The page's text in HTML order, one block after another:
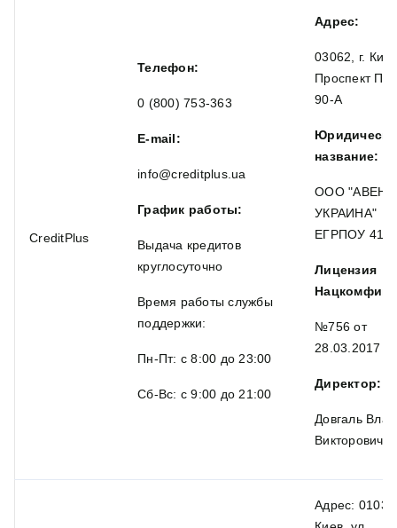
CreditPlus
Телефон:
0 (800) 753-363
E-mail:
info@creditplus.ua
График работы:
Выдача кредитов
круглосуточно
Время работы службы
поддержки:
Пн-Пт: с 8:00 до 23:00
Сб-Вс: с 9:00 до 21:00
Адрес:
03062, г.
Проспект
90-А
название:
ООО
УКРАИНА"
ЕГРПОУ
Лицензия
№756 от
28.03.2017
Директор:
Довгаль
Викторович
Адрес: